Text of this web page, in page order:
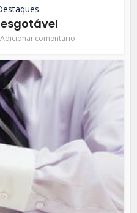
Adicionar comentário